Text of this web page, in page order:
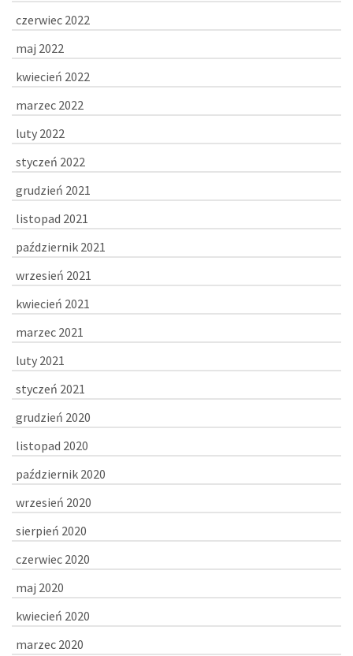
czerwiec 2022
maj 2022
kwiecień 2022
marzec 2022
luty 2022
styczeń 2022
grudzień 2021
listopad 2021
październik 2021
wrzesień 2021
kwiecień 2021
marzec 2021
luty 2021
styczeń 2021
grudzień 2020
listopad 2020
październik 2020
wrzesień 2020
sierpień 2020
czerwiec 2020
maj 2020
kwiecień 2020
marzec 2020